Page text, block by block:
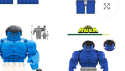
بزرگنمایی تصویر